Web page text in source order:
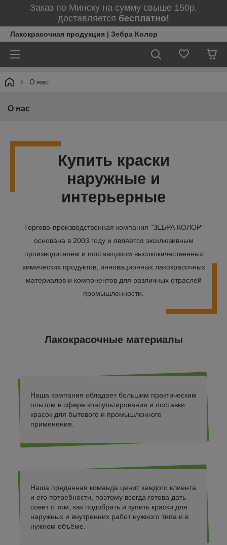
Заказ по Минску на сумму свыше 150р.
доставляется бесплатно!
Лакокрасочная продукция | Зебра Колор
О нас
О нас
Купить краски
наружные и
интерьерные
Торгово-производственная компания "ЗЕБРА КОЛОР"
основана в 2003 году и является эксклюзивным
производителем и поставщиком высококачественных
химических продуктов, инновационных лакокрасочных
материалов и компонентов для различных отраслей
промышленности.
Лакокрасочные материалы
Наша компания обладает большим практическим
опытом в сфере консультирования и поставки
красок для бытового и промышленного
применения.
Наша преданная команда ценит каждого клиента
и его потребности, поэтому всегда готова дать
совет о том, как подобрать и купить краски для
наружных и внутренних работ нужного типа и в
нужном объёме.